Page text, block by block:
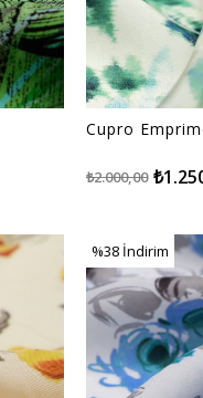
Cupro
₺2.000,00
%38 İndirim
%38İndirim